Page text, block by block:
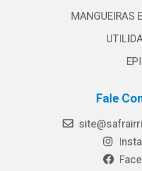
MANGUEIRAS
EPI
Fale